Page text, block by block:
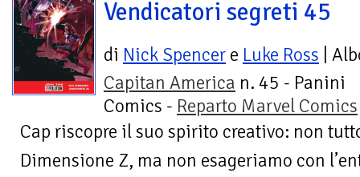
Vendicatori segreti 45
di Nick Spencer e Luke Ross |
Capitan America n. 45 - Panini
Comics - Reparto Marvel Comics
Cap riscopre il suo spirito creativo: non
Dimensione Z, ma non esageriamo con